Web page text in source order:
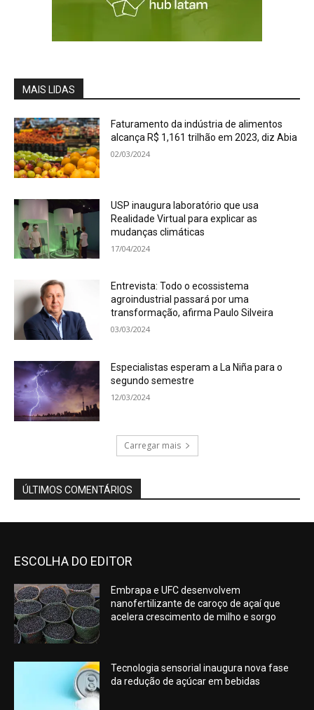
MAIS LIDAS
Faturamento da indústria de alimentos
alcança R$ 1,161 trilhão em 2023, diz Abia
02/03/2024
USP inaugura laboratório que usa
Realidade Virtual para explicar as
mudanças climáticas
17/04/2024
Entrevista: Todo o ecossistema
agroindustrial passará por uma
transformação, afirma Paulo Silveira
03/03/2024
Especialistas esperam a La Niña para o
segundo semestre
12/03/2024
Carregar mais
ÚLTIMOS COMENTÁRIOS
ESCOLHA DO EDITOR
Embrapa e UFC desenvolvem
nanofertilizante de caroço de açaí que
acelera crescimento de milho e sorgo
Tecnologia sensorial inaugura nova fase
da redução de açúcar em bebidas